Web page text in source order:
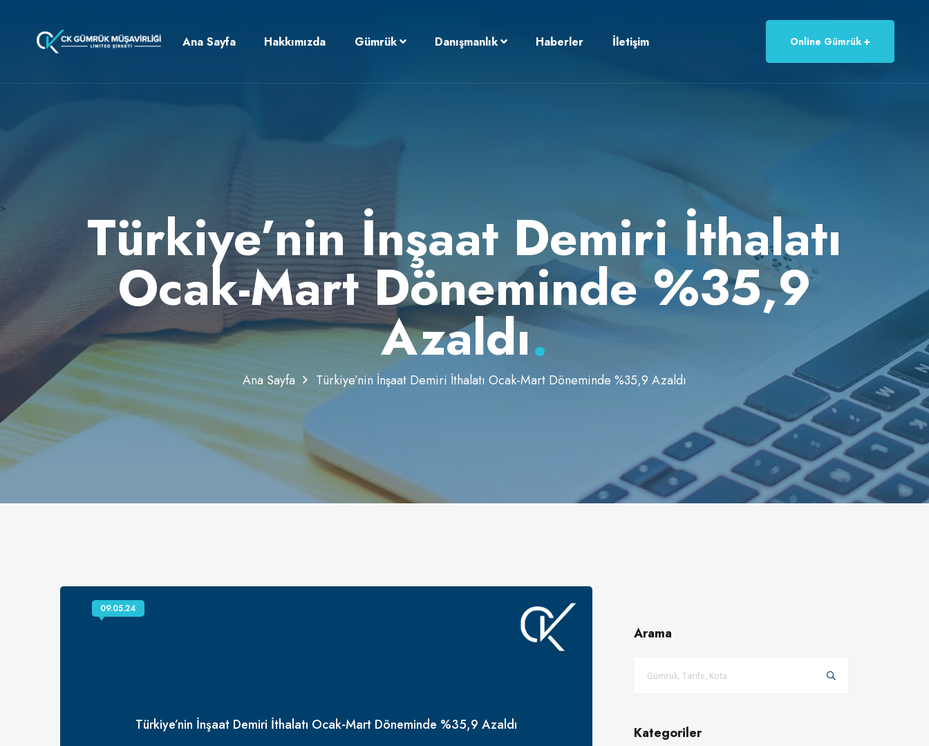
Ana Sayfa Hakkımızda Gümrük Danışmanlık Haberler İletişim Online Gümrük
> Türkiye’nin İnşaat Demiri İthalatı
Ocak-Mart Döneminde %35,9
Azaldı.
Ana Sayfa Türkiye’nin İnşaat Demiri İthalatı Ocak-Mart Döneminde %35,9 Azaldı
Türkiye’nin İnşaat Demiri İthalatı Ocak-Mart Döneminde %35,9 Azaldı
09.05.24
Arama
Kategoriler